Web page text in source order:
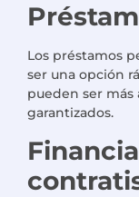
Los préstamos
ser una opción
pueden ser más
garantizados.